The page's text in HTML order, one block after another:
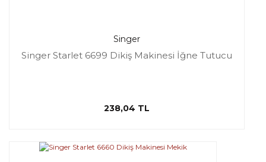
Singer
Singer Starlet 6699 Dikiş Makinesi İğne Tutucu
238,04 TL